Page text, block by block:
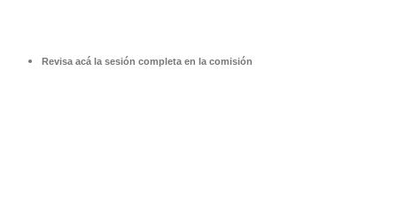
Revisa acá la sesión completa en la comisión